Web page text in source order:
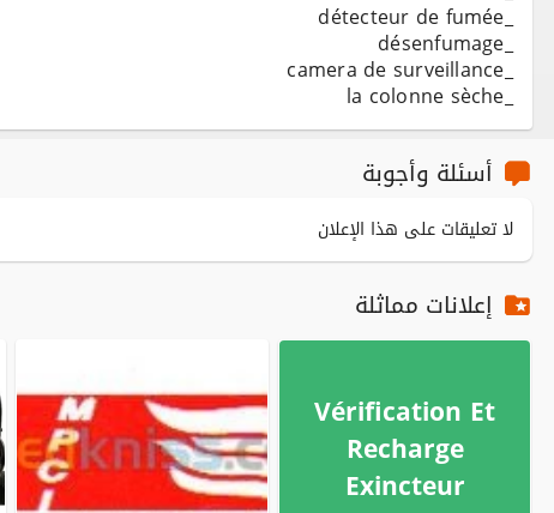
_la colonne sèche
أسئلة وأجوبة
لا تعليقات على هذا الإعلان
إعلانات مماثلة
Vérification Et
Recharge
Exincteur